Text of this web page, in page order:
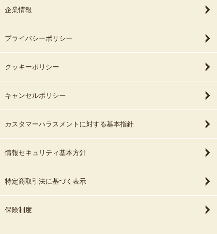
企業情報
プライバシーポリシー
クッキーポリシー
キャンセルポリシー
カスタマーハラスメントに対する基本指針
情報セキュリティ基本方針
特定商取引法に基づく表示
保険制度